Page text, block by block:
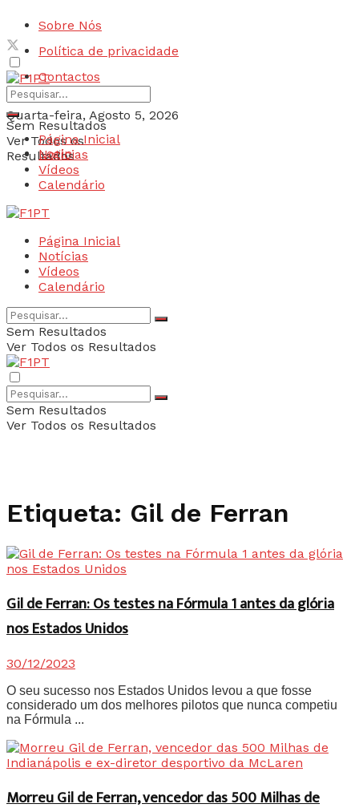
Sobre Nós
Política de privacidade
Contactos
Quarta-feira, Agosto 5, 2026
Login
Sem Resultados
Ver Todos os
Resultados
Página Inicial
Notícias
Vídeos
Calendário
Página Inicial
Notícias
Vídeos
Calendário
Sem Resultados
Ver Todos os Resultados
Sem Resultados
Ver Todos os Resultados
Etiqueta: Gil de Ferran
Gil de Ferran: Os testes na Fórmula 1 antes da glória
nos Estados Unidos
30/12/2023
O seu sucesso nos Estados Unidos levou a que fosse
considerado um dos melhores pilotos que nunca competiu
na Fórmula ...
Morreu Gil de Ferran, vencedor das 500 Milhas de